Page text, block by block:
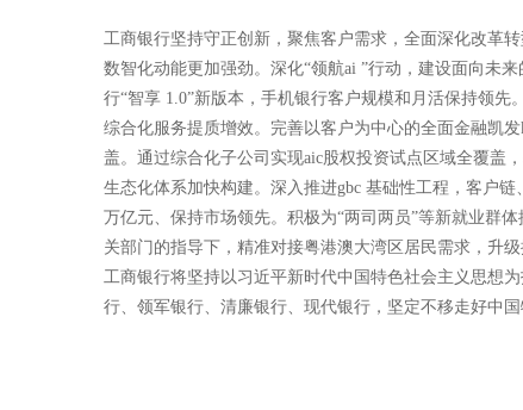
工商银行坚持守正创新，聚焦客户需求，全面深化改革
数智化动能更加强劲。深化“领航ai ”行动，建设面向未
行“智享 1.0”新版本，手机银行客户规模和月活保持领先
综合化服务提质增效。完善以客户为中心的全面金融凯
盖。通过综合化子公司实现aic股权投资试点区域全覆盖
生态化体系加快构建。深入推进gbc 基础性工程，客户
万亿元、保持市场领先。积极为“两司两员”等新就业群
关部门的指导下，精准对接粤港澳大湾区居民需求，升
工商银行将坚持以习近平新时代中国特色社会主义思想
行、领军银行、清廉银行、现代银行，坚定不移走好中